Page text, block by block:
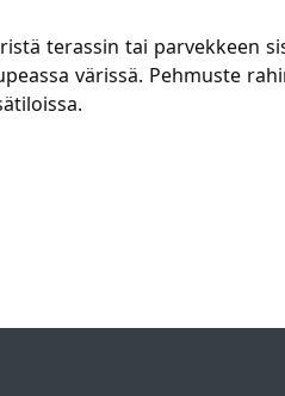
terassin tai parvekkeen
värissä. Pehmuste